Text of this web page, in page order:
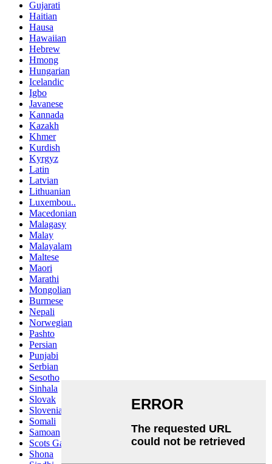
Gujarati
Haitian
Hausa
Hawaiian
Hebrew
Hmong
Hungarian
Icelandic
Igbo
Javanese
Kannada
Kazakh
Khmer
Kurdish
Kyrgyz
Latin
Latvian
Lithuanian
Luxembou..
Macedonian
Malagasy
Malay
Malayalam
Maltese
Maori
Marathi
Mongolian
Burmese
Nepali
Norwegian
Pashto
Persian
Punjabi
Serbian
Sesotho
Sinhala
Slovak
Slovenian
Somali
Samoan
Scots Gaelic
Shona